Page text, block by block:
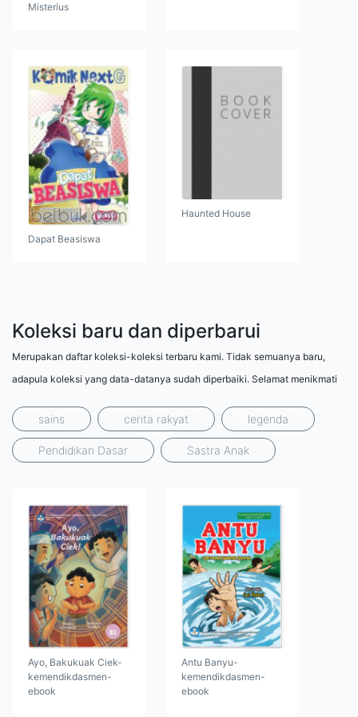
Misterius
Dapat Beasiswa
Haunted House
Koleksi baru dan diperbarui
Merupakan daftar koleksi-koleksi terbaru kami. Tidak semuanya baru,
adapula koleksi yang data-datanya sudah diperbaiki. Selamat menikmati
sains cerita rakyat legenda
Pendidikan Dasar Sastra Anak
Ayo, Bakukuak Ciek-
kemendikdasmen-
ebook
Antu Banyu-
kemendikdasmen-
ebook